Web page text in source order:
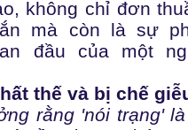
không chỉ đơn
mà còn là sự
đầu của một
thế và bị chế
rằng 'nói trạng'